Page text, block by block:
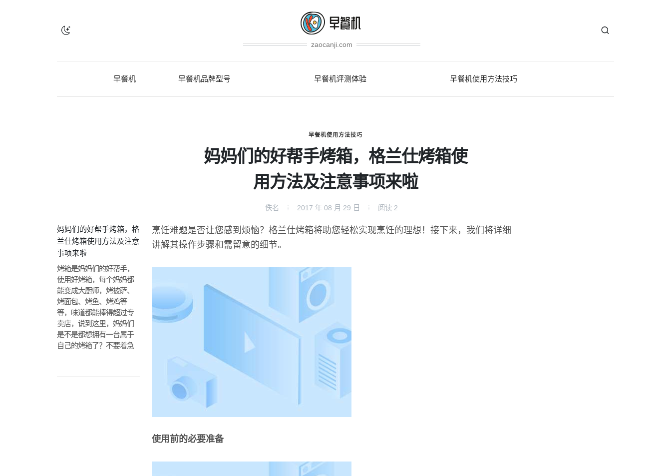
zaocanji.com
早餐机 早餐机品牌型号 早餐机评测体验 早餐机使用方法技巧
早餐机使用方法技巧
妈妈们的好帮手烤箱，格兰仕烤箱使
用方法及注意事项来啦
佚名 2017 年 08 月 29 日 阅读 2
妈妈们的好帮手烤箱，格
兰仕烤箱使用方法及注意
事项来啦
烤箱是妈妈们的好帮手，
使用好烤箱，每个妈妈都
能变成大厨师，烤披萨、
烤面包、烤鱼、烤鸡等
等，味道都能棒得超过专
卖店，说到这里，妈妈们
是不是都想拥有一台属于
自己的烤箱了？不要着急
烹饪难题是否让您感到烦恼？格兰仕烤箱将助您轻松实现烹饪的理想！接下来，我们将详细
讲解其操作步骤和需留意的细节。
使用前的必要准备